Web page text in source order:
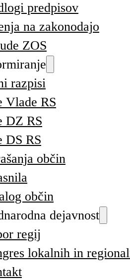
predpisov
na zakonodajo
ZOS
razpisi
Vlade RS
DZ RS
DS RS
občin
občin
dejavnost
regij
lokalnih in